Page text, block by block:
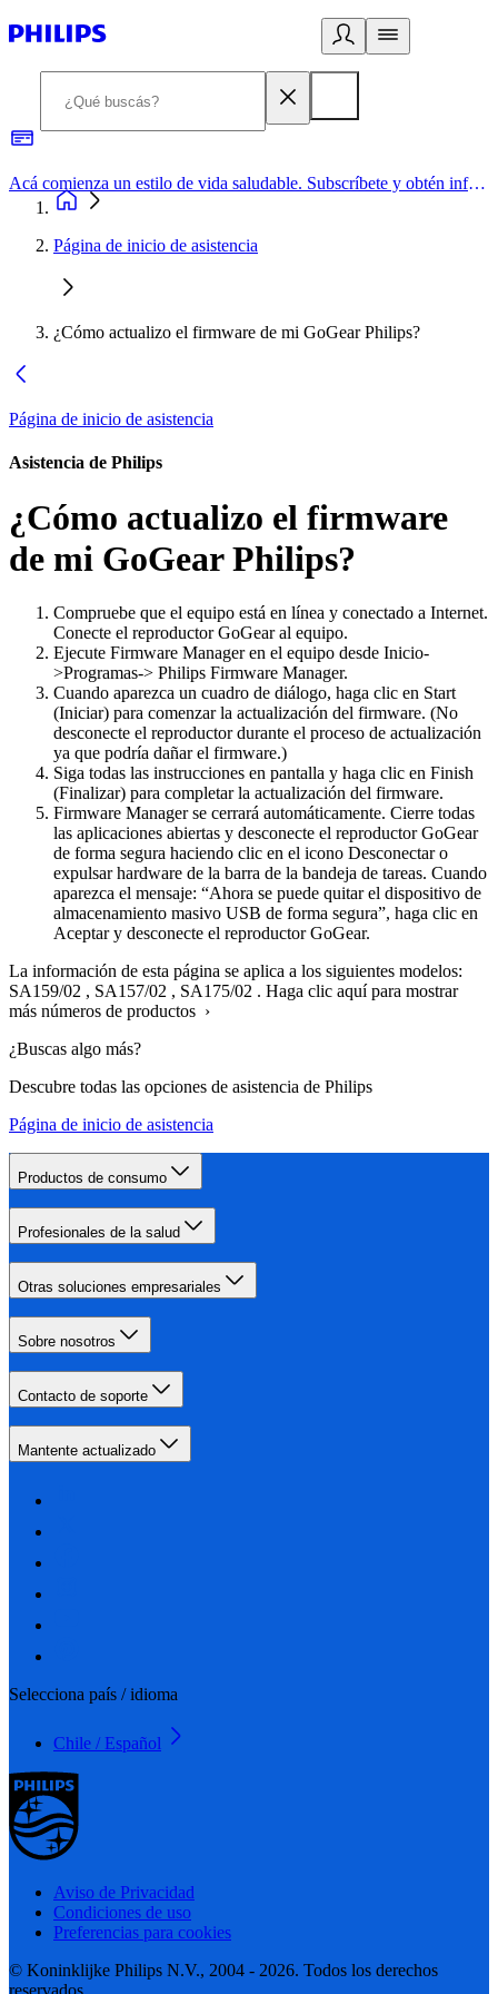
Acá comienza un estilo de vida saludable. Subscríbete y obtén información de primera mano
Página de inicio de asistencia
¿Cómo actualizo el firmware de mi GoGear Philips?
Página de inicio de asistencia
Asistencia de Philips
¿Cómo actualizo el firmware
de mi GoGear Philips?
Compruebe que el equipo está en línea y conectado a Internet.
Conecte el reproductor GoGear al equipo.
Ejecute Firmware Manager en el equipo desde Inicio-
>Programas-> Philips Firmware Manager.
Cuando aparezca un cuadro de diálogo, haga clic en Start
(Iniciar) para comenzar la actualización del firmware. (No
desconecte el reproductor durante el proceso de actualización
ya que podría dañar el firmware.)
Siga todas las instrucciones en pantalla y haga clic en Finish
(Finalizar) para completar la actualización del firmware.
Firmware Manager se cerrará automáticamente. Cierre todas
las aplicaciones abiertas y desconecte el reproductor GoGear
de forma segura haciendo clic en el icono Desconectar o
expulsar hardware de la barra de la bandeja de tareas. Cuando
aparezca el mensaje: “Ahora se puede quitar el dispositivo de
almacenamiento masivo USB de forma segura”, haga clic en
Aceptar y desconecte el reproductor GoGear.
La información de esta página se aplica a los siguientes modelos:
SA159/02 , SA157/02 , SA175/02 . Haga clic aquí para mostrar
más números de productos ›
¿Buscas algo más?
Descubre todas las opciones de asistencia de Philips
Página de inicio de asistencia
Productos de consumo
Profesionales de la salud
Otras soluciones empresariales
Sobre nosotros
Contacto de soporte
Mantente actualizado
Selecciona país / idioma
Chile / Español
Aviso de Privacidad
Condiciones de uso
Preferencias para cookies
© Koninklijke Philips N.V., 2004 - 2026. Todos los derechos